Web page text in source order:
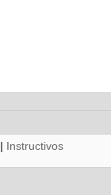
| Instructivos